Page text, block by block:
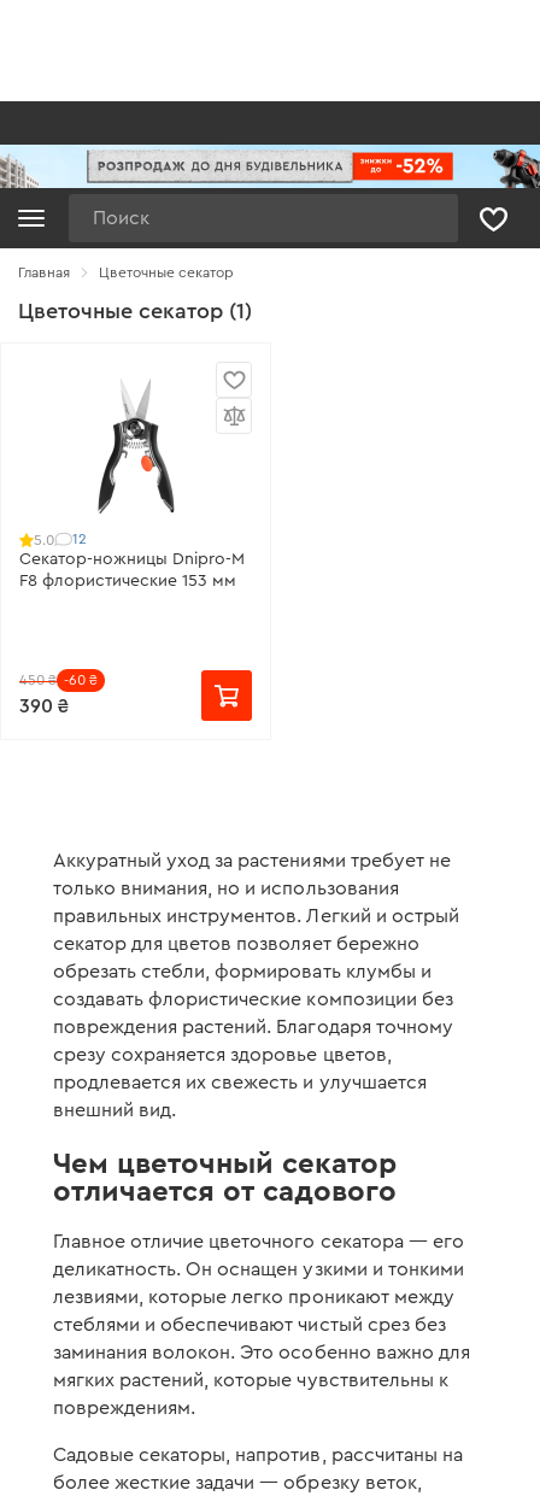
Главная Цветочные секатор
Цветочные секатор (1)
5.0 12
Секатор-ножницы Dnipro-M
F8 флористические 153 мм
450 ₴ -60 ₴
390 ₴
Аккуратный уход за растениями требует не
только внимания, но и использования
правильных инструментов. Легкий и острый
секатор для цветов позволяет бережно
обрезать стебли, формировать клумбы и
создавать флористические композиции без
повреждения растений. Благодаря точному
срезу сохраняется здоровье цветов,
продлевается их свежесть и улучшается
внешний вид.
Чем цветочный секатор
отличается от садового
Главное отличие цветочного секатора — его
деликатность. Он оснащен узкими и тонкими
лезвиями, которые легко проникают между
стеблями и обеспечивают чистый срез без
заминания волокон. Это особенно важно для
мягких растений, которые чувствительны к
повреждениям.
Садовые секаторы, напротив, рассчитаны на
более жесткие задачи — обрезку веток,